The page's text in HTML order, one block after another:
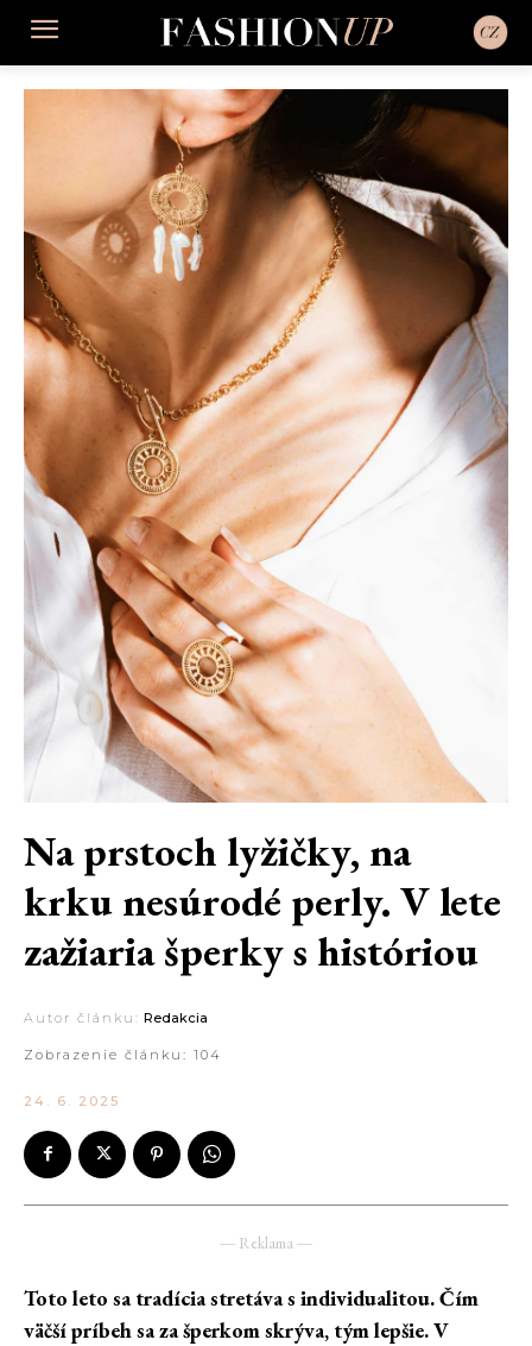
Na prstoch lyžičky, na
krku nesúrodé perly. V lete
zažiaria šperky s históriou
Autor článku: Redakcia
Zobrazenie článku: 104
24. 6. 2025
― Reklama ―
Toto leto sa tradícia stretáva s individualitou. Čím
väčší príbeh sa za šperkom skrýva, tým lepšie. V